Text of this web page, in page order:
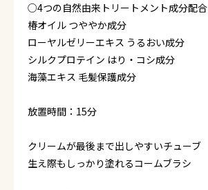
○4つの自然由来トリートメント成分配合
椿オイル つややか成分
ローヤルゼリーエキス うるおい成分
シルクプロテイン はり・コシ成分
海藻エキス 毛髪保護成分
放置時間：15分
クリームが最後まで出しやすいチューブ
生え際もしっかり塗れるコームブラシ